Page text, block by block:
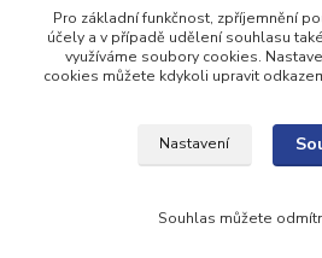
+420 543 249 338
avima@avima.cz
Pro základní funkčnost, zpříjemnění
účely a v případě udělení souhlasu
využíváme soubory cookies.
cookies můžete kdykoli upravit
Nastavení
Souhlas můžete